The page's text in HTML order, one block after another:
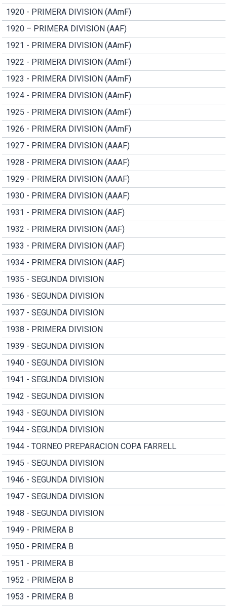
1920 - PRIMERA DIVISION (AAmF)
1920 – PRIMERA DIVISION (AAF)
1921 - PRIMERA DIVISION (AAmF)
1922 - PRIMERA DIVISION (AAmF)
1923 - PRIMERA DIVISION (AAmF)
1924 - PRIMERA DIVISION (AAmF)
1925 - PRIMERA DIVISION (AAmF)
1926 - PRIMERA DIVISION (AAmF)
1927 - PRIMERA DIVISION (AAAF)
1928 - PRIMERA DIVISION (AAAF)
1929 - PRIMERA DIVISION (AAAF)
1930 - PRIMERA DIVISION (AAAF)
1931 - PRIMERA DIVISION (AAF)
1932 - PRIMERA DIVISION (AAF)
1933 - PRIMERA DIVISION (AAF)
1934 - PRIMERA DIVISION (AAF)
1935 - SEGUNDA DIVISION
1936 - SEGUNDA DIVISION
1937 - SEGUNDA DIVISION
1938 - PRIMERA DIVISION
1939 - SEGUNDA DIVISION
1940 - SEGUNDA DIVISION
1941 - SEGUNDA DIVISION
1942 - SEGUNDA DIVISION
1943 - SEGUNDA DIVISION
1944 - SEGUNDA DIVISION
1944 - TORNEO PREPARACION COPA FARRELL
1945 - SEGUNDA DIVISION
1946 - SEGUNDA DIVISION
1947 - SEGUNDA DIVISION
1948 - SEGUNDA DIVISION
1949 - PRIMERA B
1950 - PRIMERA B
1951 - PRIMERA B
1952 - PRIMERA B
1953 - PRIMERA B